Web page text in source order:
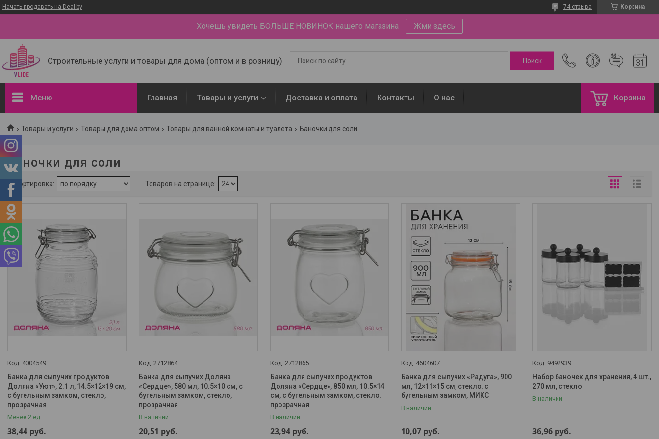
Начать продавать на Deal.by Корзина
74 отзыва
Хочешь увидеть БОЛЬШЕ НОВИНОК нашего магазина Жми здесь
Строительные услуги и товары для дома (оптом и в розницу)
Меню
Аксессуары для ванных комнат
Товары и услуги
Доставка и оплата
Наши контакты
О нас
Портфолио - наши работы
Интересные статьи
Главная Товары и услуги Доставка и оплата Контакты О нас Корзина
Товары и услуги Товары для дома оптом Товары для ванной комнаты и туалета Баночки для соли
Баночки для соли
4004549
Банка для сыпучих продуктов
Доляна «Уют», 2.1 л, 14.5×12×19 см,
с бугельным замком, стекло,
прозрачная
Менее 2 ед.
38,44 руб.
2712864
Банка для сыпучих Доляна
«Сердце», 580 мл, 10.5×10 см, с
бугельным замком, стекло,
прозрачная
В наличии
20,51 руб.
2712865
Банка для сыпучих продуктов
Доляна «Сердце», 850 мл, 10.5×14
см, с бугельным замком, стекло,
прозрачная
В наличии
23,94 руб.
4604607
Банка для сыпучих «Радуга», 900
мл, 12×11×15 см, стекло, с
бугельным замком, МИКС
В наличии
10,07 руб.
9492939
Набор баночек для хранения, 4 шт.,
270 мл, стекло
В наличии
36,96 руб.